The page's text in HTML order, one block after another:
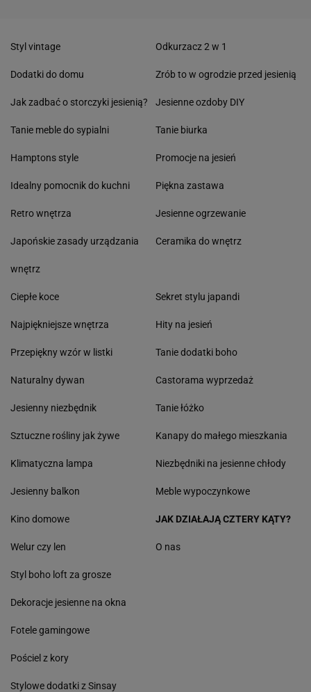
Styl vintage
Dodatki do domu
Jak zadbać o storczyki jesienią?
Tanie meble do sypialni
Hamptons style
Idealny pomocnik do kuchni
Retro wnętrza
Japońskie zasady urządzania
wnętrz
Odkurzacz 2 w 1
Zrób to w ogrodzie przed jesienią
Jesienne ozdoby DIY
Tanie biurka
Promocje na jesień
Piękna zastawa
Jesienne ogrzewanie
Ceramika do wnętrz
Ciepłe koce
Najpiękniejsze wnętrza
Przepiękny wzór w listki
Naturalny dywan
Jesienny niezbędnik
Sztuczne rośliny jak żywe
Klimatyczna lampa
Jesienny balkon
Sekret stylu japandi
Hity na jesień
Tanie dodatki boho
Castorama wyprzedaż
Tanie łóżko
Kanapy do małego mieszkania
Niezbędniki na jesienne chłody
Meble wypoczynkowe
Kino domowe
Welur czy len
Styl boho loft za grosze
Dekoracje jesienne na okna
Fotele gamingowe
Pościel z kory
Stylowe dodatki z Sinsay
JAK DZIAŁAJĄ CZTERY KĄTY?
O nas